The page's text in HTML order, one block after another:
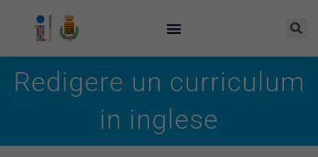
Redigere un curriculum
in inglese